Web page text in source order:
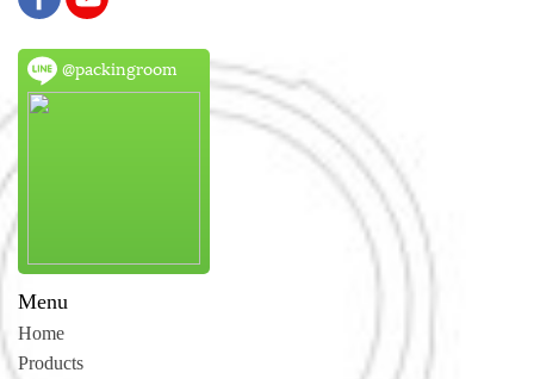
@packingroom
Menu
Home
Products